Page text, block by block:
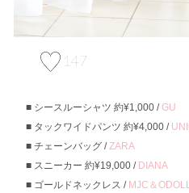
147
シースルーシャツ 約¥1,000 /GU
タックワイドパンツ 約¥4,000 /
チェーンバッグ /ZARA
スニーカー 約¥19,000 / DIANA
ゴールドネックレス / MJC＆